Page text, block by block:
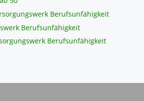
Berufsunfähigkeit
Berufsunfähigkeit
Berufsunfähigkeit